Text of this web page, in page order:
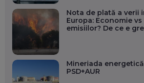
Nota de plată a verii
Europa: Economie
emisiilor? De ce e
Mineriada
PSD+AUR